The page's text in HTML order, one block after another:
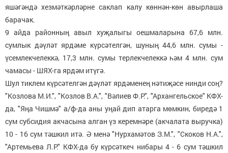
яшәгәндә хезмәткәрләрне саклап калу көннән-көн авырлаша
барачак.
9 айда районның авыл хуҗалыгы оешмаларына 67,6 млн.
сумлык дәүләт ярдәме күрсәтелгән, шуның 44,6 млн. сумы -
үсемлекчелеккә, 17,3 млн. сумы терлекчелеккә һәм 4 млн. сум
чамасы - ШЯХ-га ярдәм итүгә.
Шул тиклем күрсәтелгән дәүләт ярдәменең нәтиҗәсе нинди соң?
"Козлова М.И.", "Козлов В.А.", "Вәлиев Ф.Р.", "Архангельское" КФХ-
да, "Яңа Чишмә" а/ф-да аны уңай дип атарга мөмкин, биредә 1
сум субсидия акчасына алган үз керемнәре (акчалата выручка)
10 - 16 сум тәшкил итә. Ә менә "Нурхамәтов З.М.", "Скоков Н.А.",
"Артемьева Л.Р." КФХ-да бу күрсәткеч нибары 4 - 6 сум тәшкил